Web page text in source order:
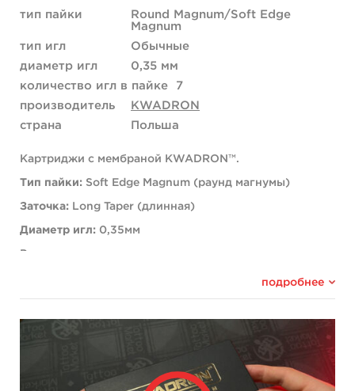
тип пайки
Round Magnum/Soft Edge
Magnum
тип игл
Обычные
диаметр игл
0,35 мм
количество игл в пайке
7
производитель
KWADRON
страна
Польша
Картриджи с мембраной KWADRON™.
Тип пайки: Soft Edge Magnum (раунд магнумы)
Заточка: Long Taper (длинная)
Диаметр игл: 0,35мм
Рекомендованы для: плотного покраса и теневых
Корпус картриджа изготовлен из медицинского
пластика.
Каждый картридж простерилизован этиленоксидом
(EO) и имеет индивидуальную упаковку.
подробнее